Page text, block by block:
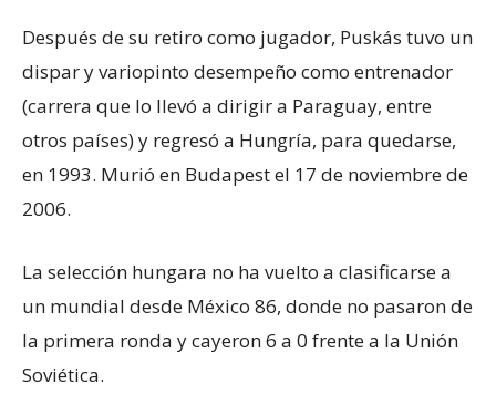
Después de su retiro como jugador, Puskás tuvo un
dispar y variopinto desempeño como entrenador
(carrera que lo llevó a dirigir a Paraguay, entre
otros países) y regresó a Hungría, para quedarse,
en 1993. Murió en Budapest el 17 de noviembre de
2006.
La selección hungara no ha vuelto a clasificarse a
un mundial desde México 86, donde no pasaron de
la primera ronda y cayeron 6 a 0 frente a la Unión
Soviética.